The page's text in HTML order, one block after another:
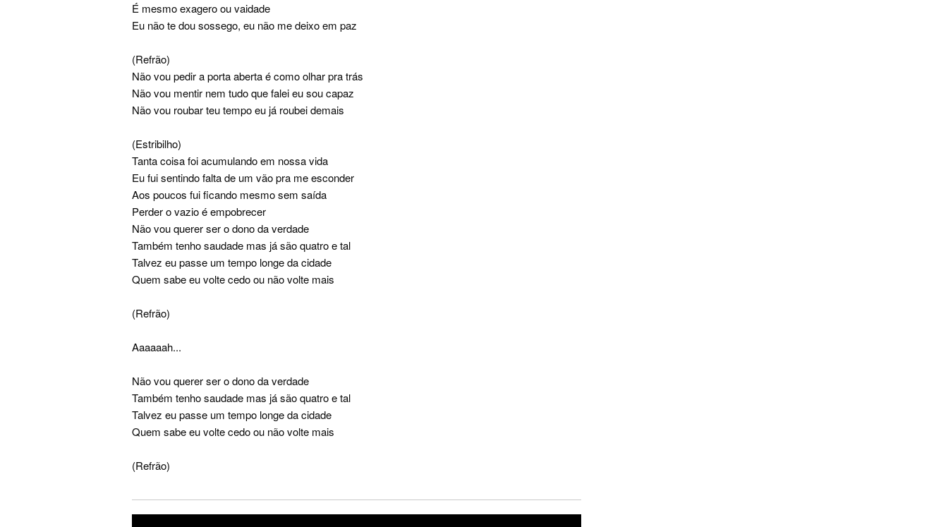
É mesmo exagero ou vaidade
Eu não te dou sossego, eu não me deixo em paz
(Refrão)
Não vou pedir a porta aberta é como olhar pra trás
Não vou mentir nem tudo que falei eu sou capaz
Não vou roubar teu tempo eu já roubei demais
(Estribilho)
Tanta coisa foi acumulando em nossa vida
Eu fui sentindo falta de um vão pra me esconder
Aos poucos fui ficando mesmo sem saída
Perder o vazio é empobrecer
Não vou querer ser o dono da verdade
Também tenho saudade mas já são quatro e tal
Talvez eu passe um tempo longe da cidade
Quem sabe eu volte cedo ou não volte mais
(Refrão)
Aaaaaah...
Não vou querer ser o dono da verdade
Também tenho saudade mas já são quatro e tal
Talvez eu passe um tempo longe da cidade
Quem sabe eu volte cedo ou não volte mais
(Refrão)